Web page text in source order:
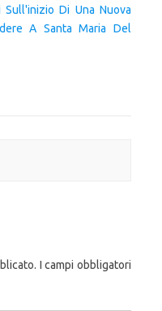
Sull'inizio Di Una Nuova
A Santa Maria Del
I campi obbligatori